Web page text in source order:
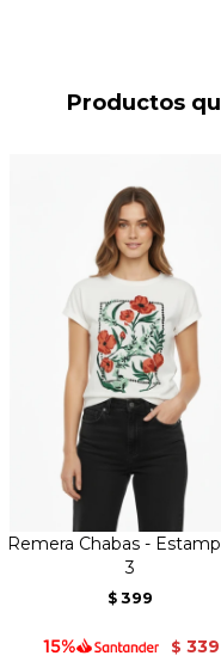
Productos
Remera Chabas -
3
$ 399
$ 339